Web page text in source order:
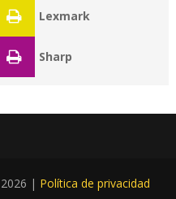
Lexmark
Sharp
2026 | Política de privacidad